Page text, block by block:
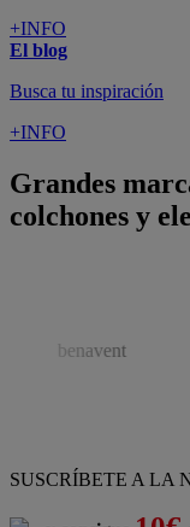
+INFO
El blog
Busca tu inspiración
+INFO
Grandes
colchones y
SUSCRÍBETE A LA